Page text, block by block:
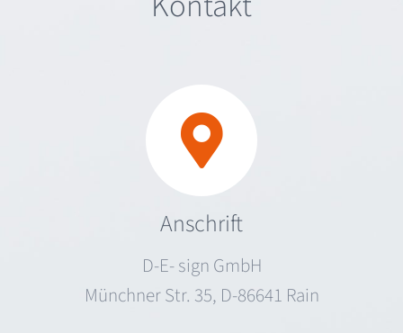
Anschrift
D-E- sign GmbH
Münchner Str. 35, D-86641 Rain